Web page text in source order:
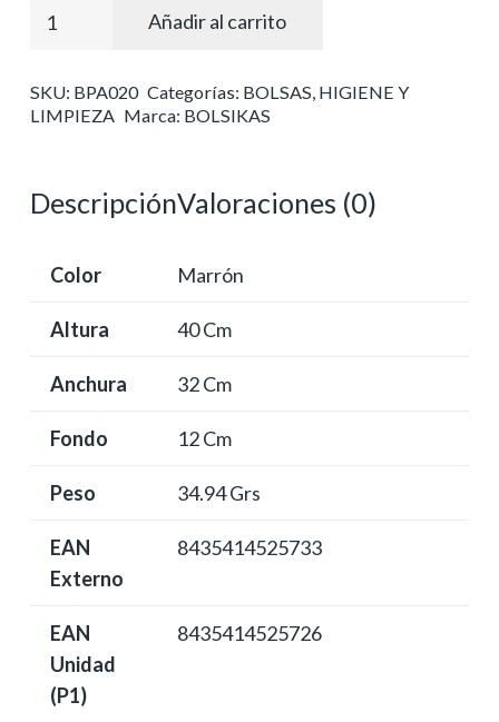
rizada
cantidad
Añadir al carrito
SKU: BPA020 Categorías: BOLSAS, HIGIENE Y
LIMPIEZA Marca: BOLSIKAS
DescripciónValoraciones (0)
Color Marrón
Altura 40 Cm
Anchura 32 Cm
Fondo 12 Cm
Peso 34.94 Grs
EAN
Externo
8435414525733
EAN
Unidad
(P1)
8435414525726